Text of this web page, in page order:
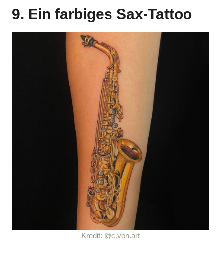
9. Ein farbiges Sax-Tattoo
Kredit: @c.von.art